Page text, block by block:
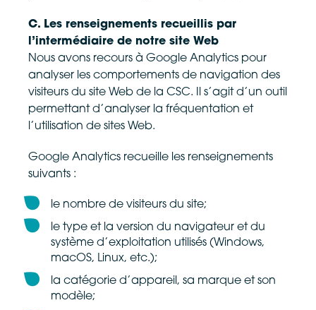
C. Les renseignements recueillis par
l’intermédiaire de notre site Web
Nous avons recours à Google Analytics pour
analyser les comportements de navigation des
visiteurs du site Web de la CSC. Il s’agit d’un outil
permettant d’analyser la fréquentation et
l’utilisation de sites Web.
Google Analytics recueille les renseignements
suivants :
le nombre de visiteurs du site;
le type et la version du navigateur et du
système d’exploitation utilisés (Windows,
macOS, Linux, etc.);
la catégorie d’appareil, sa marque et son
modèle;